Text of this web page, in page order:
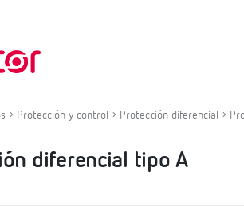
Protección y control Protección diferencial
diferencial tipo A